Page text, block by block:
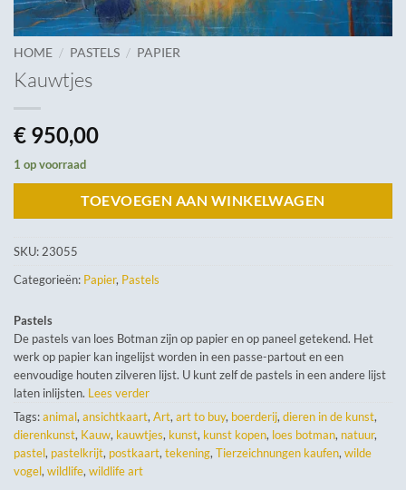
HOME / PASTELS / PAPIER
Kauwtjes
€ 950,00
1 op voorraad
TOEVOEGEN AAN WINKELWAGEN
SKU:23055
Categorieën: Papier, Pastels
Pastels
De pastels van loes Botman zijn op papier en op paneel getekend. Het
werk op papier kan ingelijst worden in een passe-partout en een
eenvoudige houten zilveren lijst. U kunt zelf de pastels in een andere lijst
laten inlijsten. Lees verder
Tags:animal, ansichtkaart, Art, art to buy, boerderij, dieren in de kunst,
dierenkunst, Kauw, kauwtjes, kunst, kunst kopen, loes botman, natuur,
pastel, pastelkrijt, postkaart, tekening, Tierzeichnungen kaufen, wilde
vogel, wildlife, wildlife art